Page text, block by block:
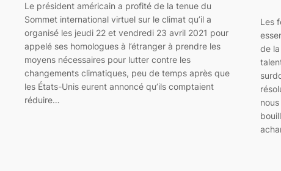
Le président américain a profité de la tenue du
Sommet international virtuel sur le climat qu’il a
organisé les jeudi 22 et vendredi 23 avril 2021 pour
appelé ses homologues à l’étranger à prendre les
moyens nécessaires pour lutter contre les
changements climatiques, peu de temps après que
les États-Unis eurent annoncé qu’ils comptaient
réduire…
Les
de